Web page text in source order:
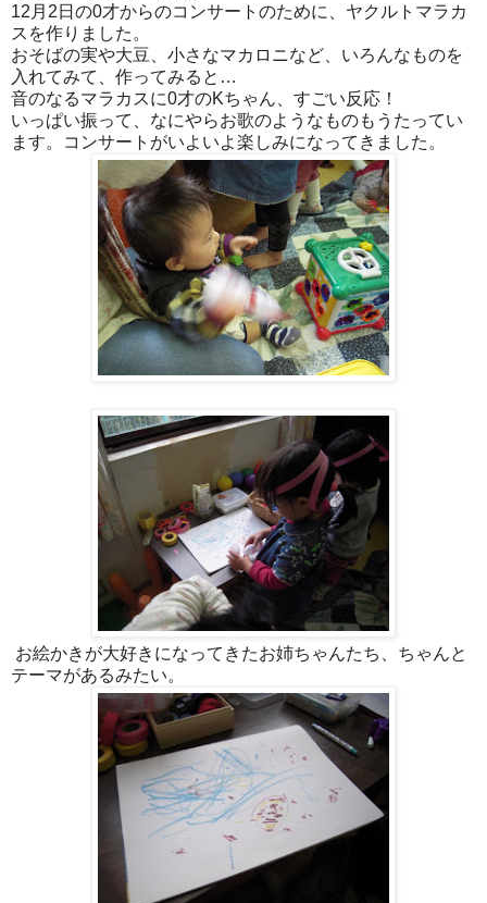
12月2日の0才からのコンサートのために、ヤクルトマラカ
スを作りました。
おそばの実や大豆、小さなマカロニなど、いろんなものを
入れてみて、作ってみると…
音のなるマラカスに0才のKちゃん、すごい反応！
いっぱい振って、なにやらお歌のようなものもうたってい
ます。コンサートがいよいよ楽しみになってきました。
お絵かきが大好きになってきたお姉ちゃんたち、ちゃんと
テーマがあるみたい。